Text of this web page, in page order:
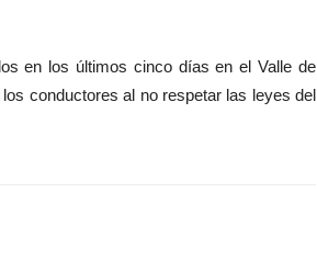
en los últimos cinco días en el Valle de
conductores al no respetar las leyes del